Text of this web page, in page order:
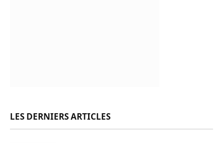
LES DERNIERS ARTICLES